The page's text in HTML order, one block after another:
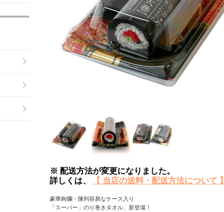
※ 配送方法が変更になりました。
詳しくは、
【 当店の送料・配送方法について 】
豪華絢爛・陳列容易なケース入り
「スーパー」のり巻きタオル、新登場！